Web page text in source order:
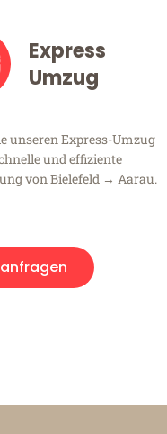
Express
Umzug
unseren Express-Umzug
und effiziente
von Bielefeld → Aarau.
anfragen